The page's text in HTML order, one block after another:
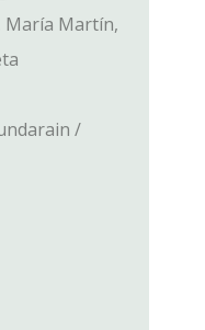
María Martín,
/